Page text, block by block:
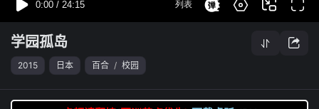
学园孤岛
2015 日本 百合 / 校园